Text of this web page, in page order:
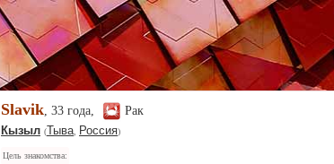
Slavik, 33 года,
Рак
Кызыл (Тыва Россия)
Цель знакомства: